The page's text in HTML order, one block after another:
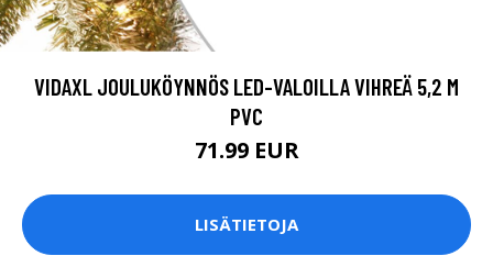
VIDAXL JOULUKÖYNNÖS LED-VALOILLA VIHREÄ 5,2 M
PVC
71.99 EUR
LISÄTIETOJA